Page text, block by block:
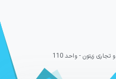
زیتون - واحد 110